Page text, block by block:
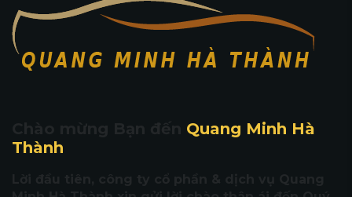
Quang Minh Hà
Thành